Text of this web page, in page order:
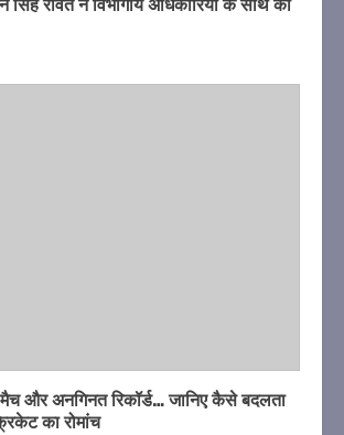
और अनगिनत रिकॉर्ड… जानिए कैसे बदलता
का रोमांच